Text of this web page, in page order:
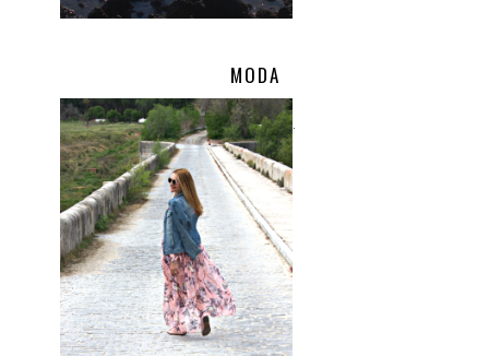
MODA
.